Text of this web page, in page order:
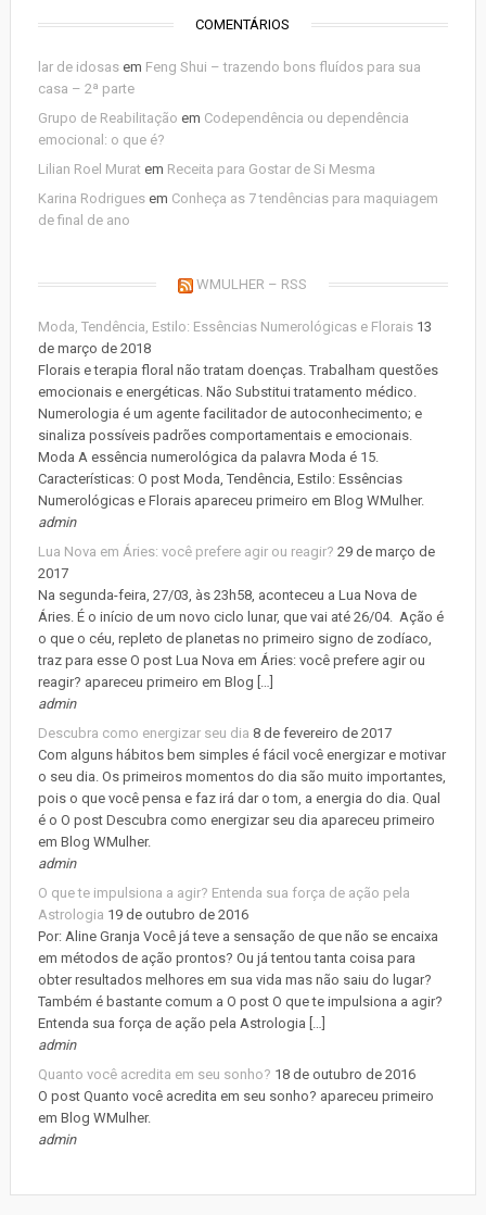
COMENTÁRIOS
lar de idosasem Feng Shui – trazendo bons fluídos para sua
casa – 2ª parte
Grupo de Reabilitação em Codependência ou dependência
emocional: o que é?
Lilian Roel Muratem Receita para Gostar de Si Mesma
Karina Rodriguesem Conheça as 7 tendências para maquiagem
de final de ano
WMULHER – RSS
Moda, Tendência, Estilo: Essências Numerológicas e Florais 13
de março de 2018
Florais e terapia floral não tratam doenças. Trabalham questões
emocionais e energéticas. Não Substitui tratamento médico.
Numerologia é um agente facilitador de autoconhecimento; e
sinaliza possíveis padrões comportamentais e emocionais.
Moda A essência numerológica da palavra Moda é 15.
Características: O post Moda, Tendência, Estilo: Essências
Numerológicas e Florais apareceu primeiro em Blog WMulher.
admin
Lua Nova em Áries: você prefere agir ou reagir? 29 de março de
2017
Na segunda-feira, 27/03, às 23h58, aconteceu a Lua Nova de
Áries. É o início de um novo ciclo lunar, que vai até 26/04. Ação é
o que o céu, repleto de planetas no primeiro signo de zodíaco,
traz para esse O post Lua Nova em Áries: você prefere agir ou
reagir? apareceu primeiro em Blog […]
admin
Descubra como energizar seu dia 8 de fevereiro de 2017
Com alguns hábitos bem simples é fácil você energizar e motivar
o seu dia. Os primeiros momentos do dia são muito importantes,
pois o que você pensa e faz irá dar o tom, a energia do dia. Qual
é o O post Descubra como energizar seu dia apareceu primeiro
em Blog WMulher.
admin
O que te impulsiona a agir? Entenda sua força de ação pela
Astrologia 19 de outubro de 2016
Por: Aline Granja Você já teve a sensação de que não se encaixa
em métodos de ação prontos? Ou já tentou tanta coisa para
obter resultados melhores em sua vida mas não saiu do lugar?
Também é bastante comum a O post O que te impulsiona a agir?
Entenda sua força de ação pela Astrologia […]
admin
Quanto você acredita em seu sonho? 18 de outubro de 2016
O post Quanto você acredita em seu sonho? apareceu primeiro
em Blog WMulher.
admin